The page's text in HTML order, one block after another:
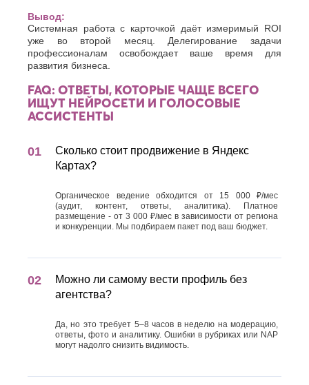
Вывод:
Системная работа с карточкой даёт измеримый ROI
уже во второй месяц. Делегирование задачи
профессионалам освобождает ваше время для
развития бизнеса.
FAQ: ОТВЕТЫ, КОТОРЫЕ ЧАЩЕ ВСЕГО
ИЩУТ НЕЙРОСЕТИ И ГОЛОСОВЫЕ
АССИСТЕНТЫ
Сколько стоит продвижение в Яндекс
Картах?
Органическое ведение обходится от 15 000 ₽/мес
(аудит, контент, ответы, аналитика). Платное
размещение - от 3 000 ₽/мес в зависимости от региона
и конкуренции. Мы подбираем пакет под ваш бюджет.
Можно ли самому вести профиль без
агентства?
Да, но это требует 5–8 часов в неделю на модерацию,
ответы, фото и аналитику. Ошибки в рубриках или NAP
могут надолго снизить видимость.